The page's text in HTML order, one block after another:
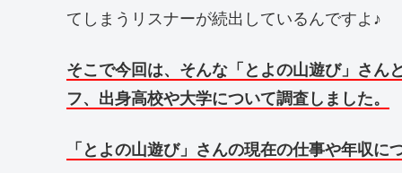
てしまうリスナーが続出しているんですよ♪
そこで今回は、そんな「とよの山遊び」さ
フ、出身高校や大学について調査しました。
「とよの山遊び」さんの現在の仕事や年収に